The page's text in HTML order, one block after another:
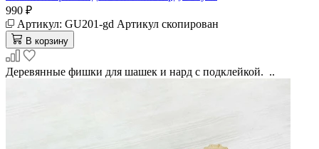
990 ₽
Артикул: GU201-gd Артикул скопирован
В корзину
Деревянные фишки для шашек и нард с подклейкой. ..